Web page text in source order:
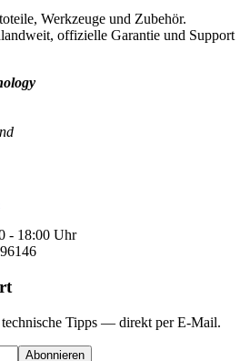
Werkzeuge und Zubehör.
offizielle Garantie und Support
- 18:00 Uhr
Tipps — direkt per E-Mail.
Abonnieren